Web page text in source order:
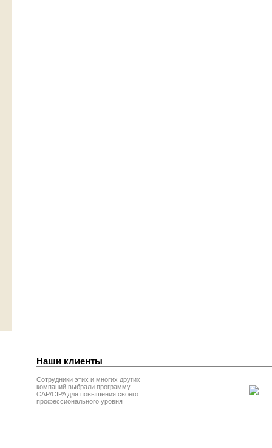
Наши клиенты
Сотрудники этих и многих других
компаний выбрали программу
CAP/CIPA для повышения своего
профессионального уровня